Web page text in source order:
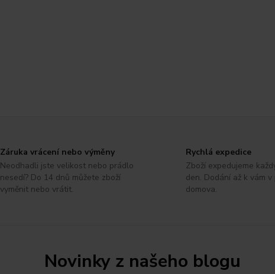
Záruka vrácení nebo výměny
Neodhadli jste velikost nebo prádlo
nesedí? Do 14 dnů můžete zboží
vyměnit nebo vrátit.
Rychlá expedice
Zboží expedujeme
den. Dodání až k vám
domova.
Novinky z našeho blogu